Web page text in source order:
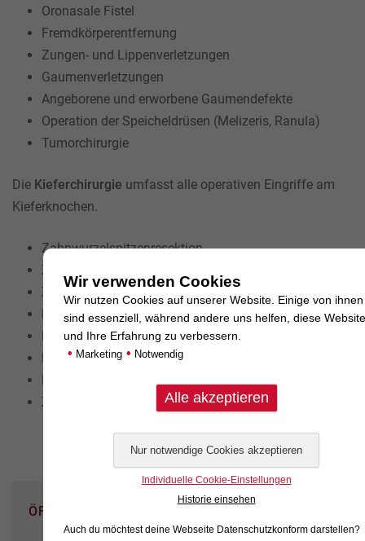
Oronasale Fistel
Fremdkörperentfernung
Zungen- und Lippenverletzungen
Gaumenverletzungen
Angeborene und erworbene Gaumendefekte
Operation der Speicheldrüsen (Melizeris, Ranula)
Tumorchirurgie
Die Kieferchirurgie umfasst alle operativen Eingriffe am
Kieferknochen.
Zahnwurzelspitzenresektion
Zahnexstirpation nach Zahnwurzelfraktur
Zahnreposition nach Zahnluxation
Retentionszysten
Kieferfrakturen mittels Kunststoffverblockung
Kiefergelenkfraktur und -Luxation
Kiefertumore
Zahn- und Kieferfehlstellungen
ÖFFNUNGSZEITEN
Wir verwenden Cookies
Wir nutzen Cookies auf unserer Website. Einige von ihnen
sind essenziell, während andere uns helfen, diese Website
und Ihre Erfahrung zu verbessern.
• Marketing • Notwendig
Individuelle Cookie-Einstellungen
Historie einsehen
Auch du möchtest deine Webseite Datenschutzkonform darstellen?